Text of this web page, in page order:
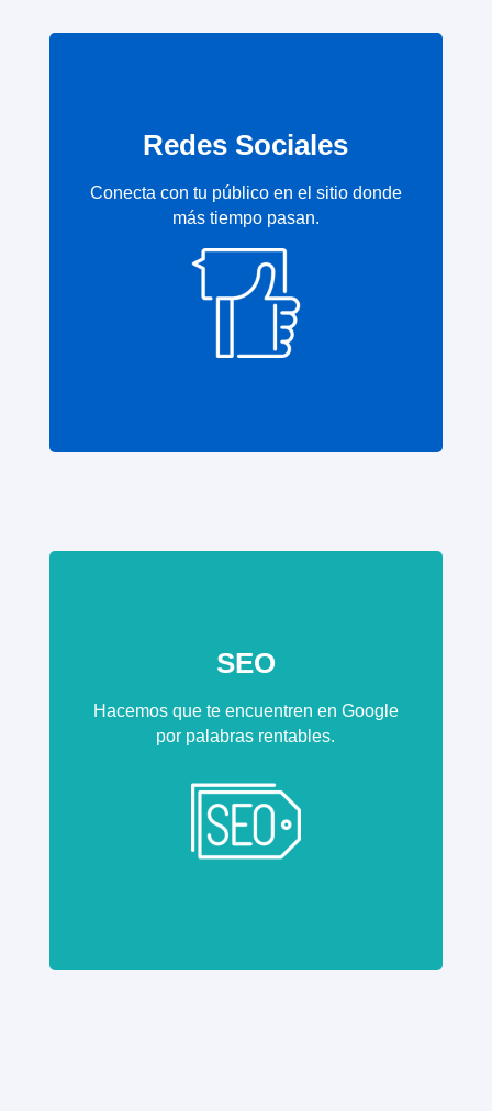
Redes Sociales
Conecta con tu público en el sitio donde
más tiempo pasan.
SEO
Hacemos que te encuentren en Google
por palabras rentables.